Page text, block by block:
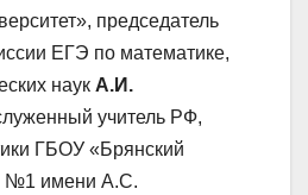
председатель
ЕГЭ по математике,
наук А.И.
учитель РФ,
ГБОУ «Брянский
№1 имени А.С.